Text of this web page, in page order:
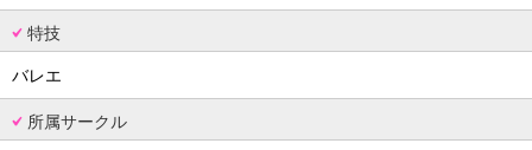
特技
バレエ
所属サークル